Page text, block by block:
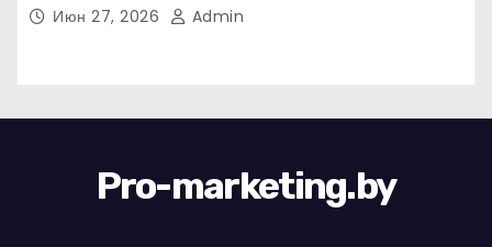
Июн 27, 2026 Admin
Pro-marketing.by